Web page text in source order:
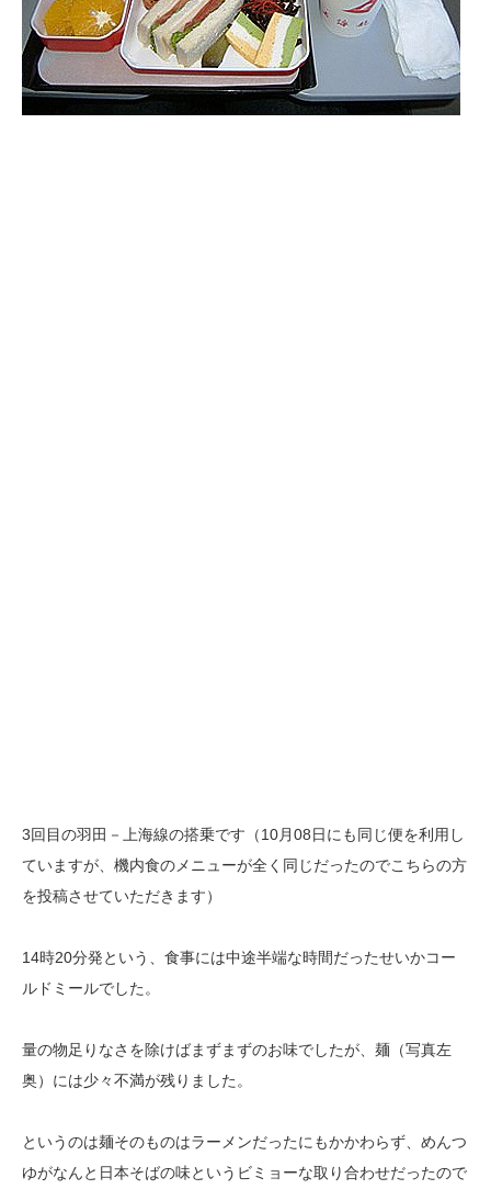
3回目の羽田－上海線の搭乗です（10月08日にも同じ便を利用し
ていますが、機内食のメニューが全く同じだったのでこちらの方
を投稿させていただきます）
14時20分発という、食事には中途半端な時間だったせいかコー
ルドミールでした。
量の物足りなさを除けばまずまずのお味でしたが、麺（写真左
奥）には少々不満が残りました。
というのは麺そのものはラーメンだったにもかかわらず、めんつ
ゆがなんと日本そばの味というビミョーな取り合わせだったので